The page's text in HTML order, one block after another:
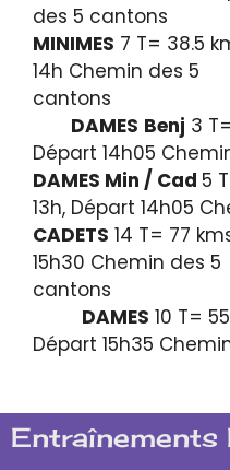
des 5 cantons
MINIMES 7 T= 38.5
14h Chemin des 5
DAMES Benj 3
Départ 14h05
DAMES Min / Cad 5
13h, Départ 14h05
CADETS 14 T= 77
15h30 Chemin des 5
DAMES 10 T=
Départ 15h35
Entraînements